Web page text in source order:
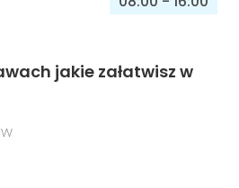
jakie załatwisz w